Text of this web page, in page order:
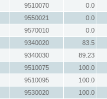
9510070
0.0
9550021
0.0
9570010
0.0
9340020
83.5
9340030
89.23
9510075
100.0
9510095
100.0
9530020 100.0